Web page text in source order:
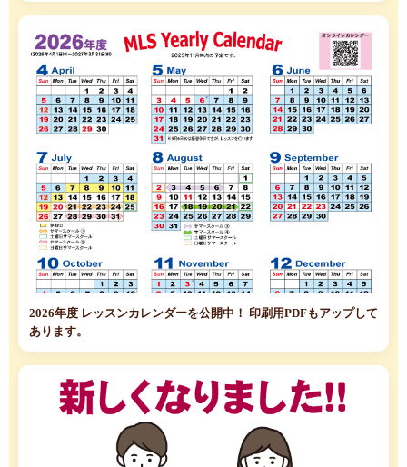
2026年度 レッスンカレンダーを公開中！ 印刷用PDFもアップして
あります。